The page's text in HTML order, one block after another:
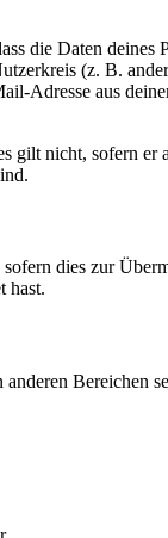
die Daten
(z. B.
Adresse aus
nicht, sofern
dies zur
hast.
Bereichen